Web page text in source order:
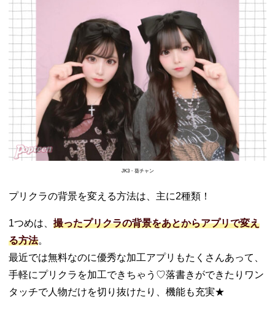
ィーカム）
Picsart（ピ
クスアー
ト）
−
Apowersoft
画像背景消
しゴム
−
PhotoDirect
ディレクタ
−
（フォトル
ーム）
03. 背景を変えら
れるおすすめの
JK3・葵チャン
プリクラの背景を変える方法は、主に2種類！
1つめは、 撮ったプリクラの背景をあとからアプリで変え
る方法。
最近では無料なのに優秀な加工アプリもたくさんあって、
手軽にプリクラを加工できちゃう♡落書きができたりワン
タッチで人物だけを切り抜けたり、機能も充実★